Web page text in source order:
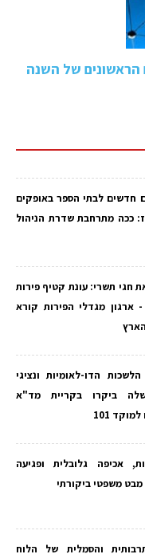
של השנה
חדשים לבתי הספר באופקים
ככה מתרחבת שדרת הניהול
חגי תשרי: עונת קטיף פירות
ארגון מגדלי הפירות קורא
הדו-לאומיות ונציגי
ביקרו בקריית מד"א
101
אכיפה גלובלית ופגיעה
מבט משפטי ביקורתי
והסמלית של הלוח